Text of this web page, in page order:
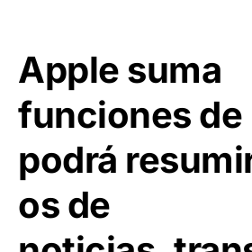
Apple suma
funciones de
podrá
os de